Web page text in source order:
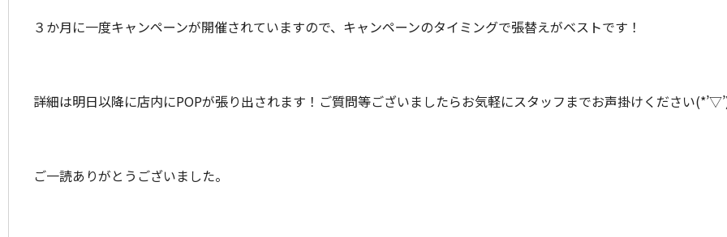
３か月に一度キャンペーンが開催されていますので、キャンペーンのタイミングで張替えがベストです！
詳細は明日以降に店内にPOPが張り出されます！ご質問等ございましたらお気軽にスタッフまでお声掛けください
ご一読ありがとうございました。